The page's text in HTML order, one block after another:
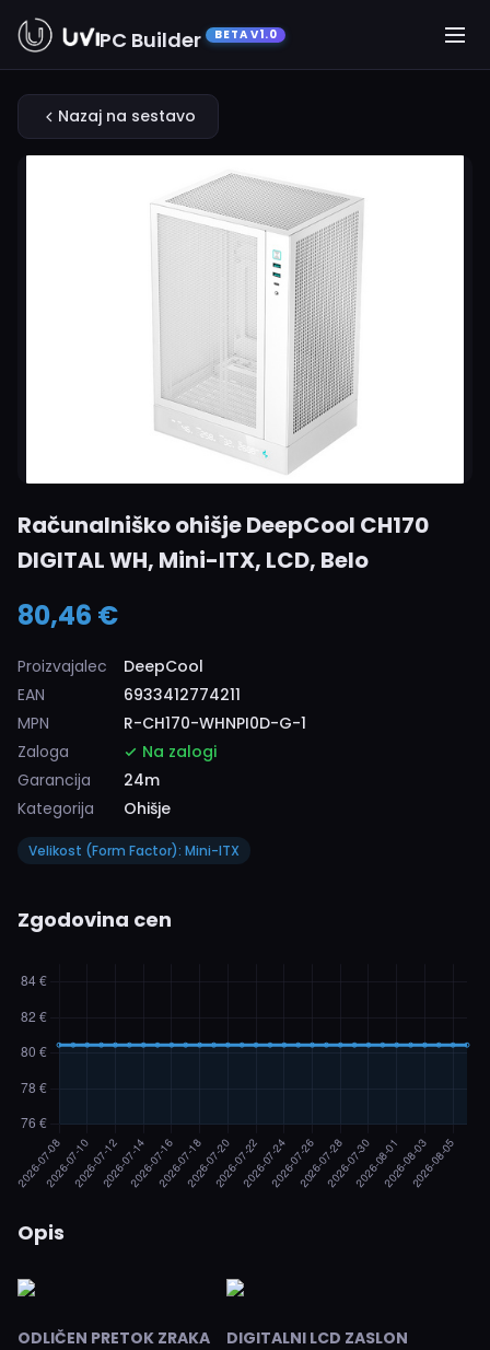
PC Builder BETA V1.0
Nazaj na sestavo
Računalniško ohišje DeepCool CH170
DIGITAL WH, Mini-ITX, LCD, Belo
80,46 €
Proizvajalec
DeepCool
EAN
6933412774211
MPN
R-CH170-WHNPI0D-G-1
Zaloga
Na zalogi
Garancija
24m
Kategorija
Ohišje
Velikost (Form Factor): Mini-ITX
Zgodovina cen
Opis
ODLIČEN PRETOK ZRAKA
DIGITALNI LCD ZASLON